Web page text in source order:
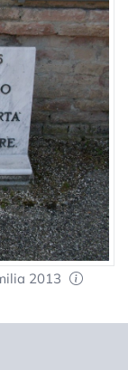
2013